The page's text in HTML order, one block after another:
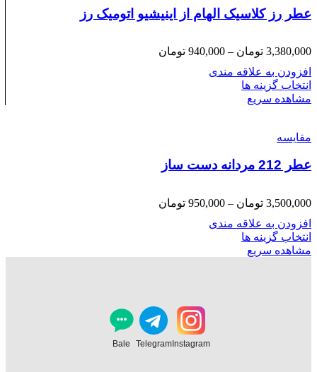
عطر رز کلاسیک الهام از اینیشیو اتومیک رز
3,380,000 تومان –
940,000 تومان
افزودن به علاقه مندی
انتخاب گزینه ها
مشاهده سریع
مقایسه
عطر 212 مردانه دست ساز
3,500,000 تومان –
950,000 تومان
افزودن به علاقه مندی
انتخاب گزینه ها
مشاهده سریع
Instagram
Telegram
Bale